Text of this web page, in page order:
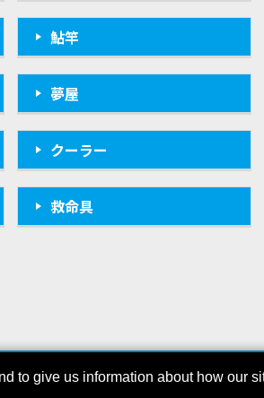
鮎竿
夢屋
クーラー
救命具
COPYRIGHT © SHIMANO INC. ALL
to give us information about how our